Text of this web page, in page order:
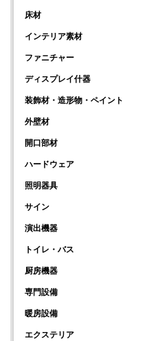
床材
インテリア素材
ファニチャー
ディスプレイ什器
装飾材・造形物・ペイント
外壁材
開口部材
ハードウェア
照明器具
サイン
演出機器
トイレ・バス
厨房機器
専門設備
暖房設備
エクステリア